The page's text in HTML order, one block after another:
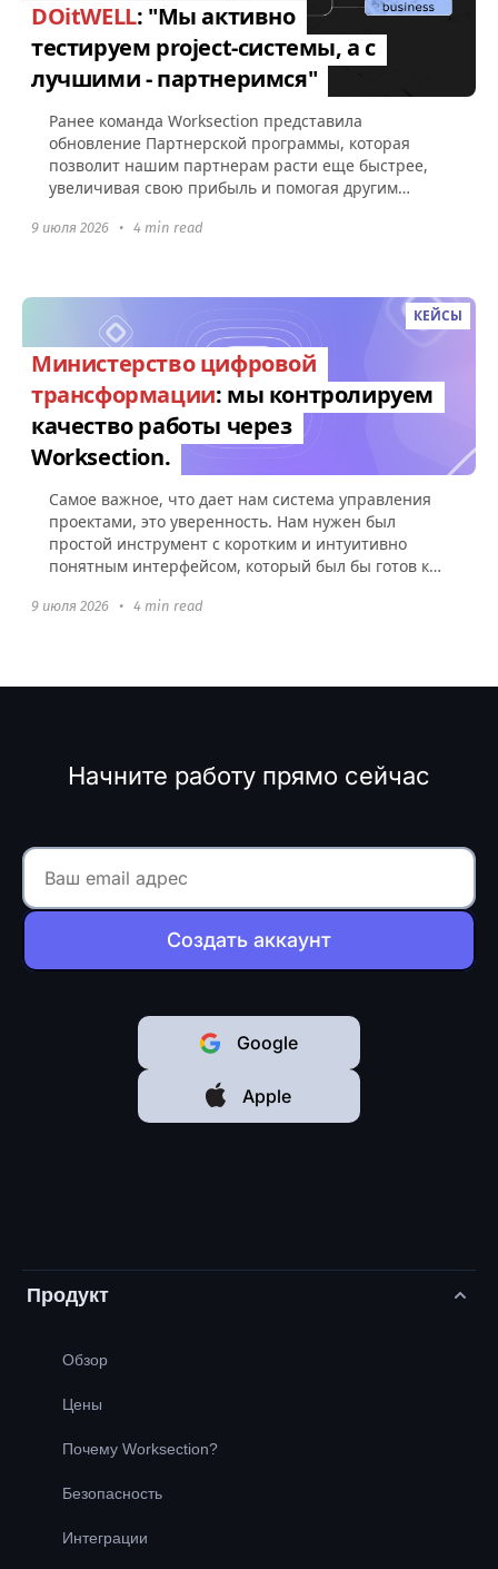
DOitWELL: "Мы активно
тестируем project-системы, а с
лучшими - партнеримся"
Ранее команда Worksection представила
обновление Партнерской программы, которая
позволит нашим партнерам расти еще быстрее,
увеличивая свою прибыль и помогая другим
9 июля 2026 • 4 min read
КЕЙСЫ
Министерство цифровой
трансформации: мы контролируем
качество работы через
Worksection.
Самое важное, что дает нам система управления
проектами, это уверенность. Нам нужен был
простой инструмент с коротким и интуитивно
понятным интерфейсом, который был бы готов к
9 июля 2026 • 4 min read
Начните работу прямо сейчас
Создать аккаунт
Google
Apple
Продукт
Обзор
Цены
Почему Worksection?
Безопасность
Интеграции